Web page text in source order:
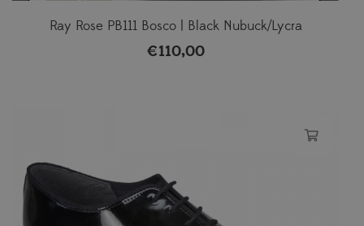
Ray Rose PB111 Bosco | Black Nubuck/Lycra
€110,00